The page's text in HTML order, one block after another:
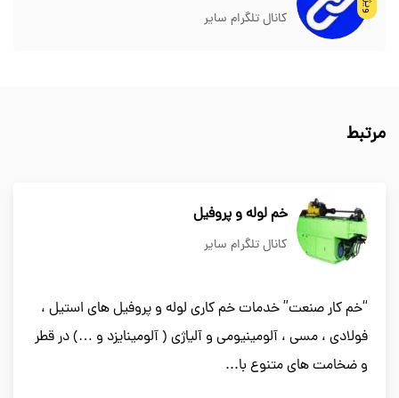
کانال تلگرام سایر
مرتبط
خم لوله و پروفیل
کانال تلگرام سایر
“خم کار صنعت” خدمات خم کاری لوله و پروفیل های استیل ،
فولادی ، مسی ، آلومینیومی و آلیاژی ( آلومینایزد و …) در قطر
و ضخامت های متنوع با...